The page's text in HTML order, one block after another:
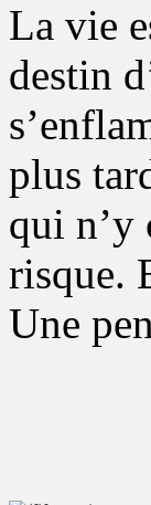
La vie
destin
plus
qui n’y
risque.
Une